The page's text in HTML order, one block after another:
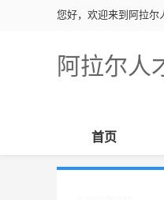
您好，欢迎来到阿拉尔
阿拉尔人
首页